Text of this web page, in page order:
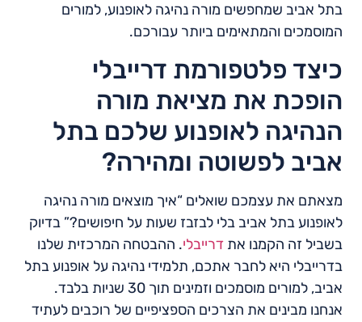
בתל אביב שמחפשים מורה נהיגה לאופנוע, למורים
המוסמכים והמתאימים ביותר עבורכם.
כיצד פלטפורמת דרייבלי
הופכת את מציאת מורה
הנהיגה לאופנוע שלכם בתל
אביב לפשוטה ומהירה?
מצאתם את עצמכם שואלים “איך מוצאים מורה נהיגה
לאופנוע בתל אביב בלי לבזבז שעות על חיפושים?” בדיוק
בשביל זה הקמנו את דרייבלי. ההבטחה המרכזית שלנו
בדרייבלי היא לחבר אתכם, תלמידי נהיגה על אופנוע בתל
אביב, למורים מוסמכים וזמינים תוך 30 שניות בלבד.
אנחנו מבינים את הצרכים הספציפיים של רוכבים לעתיד